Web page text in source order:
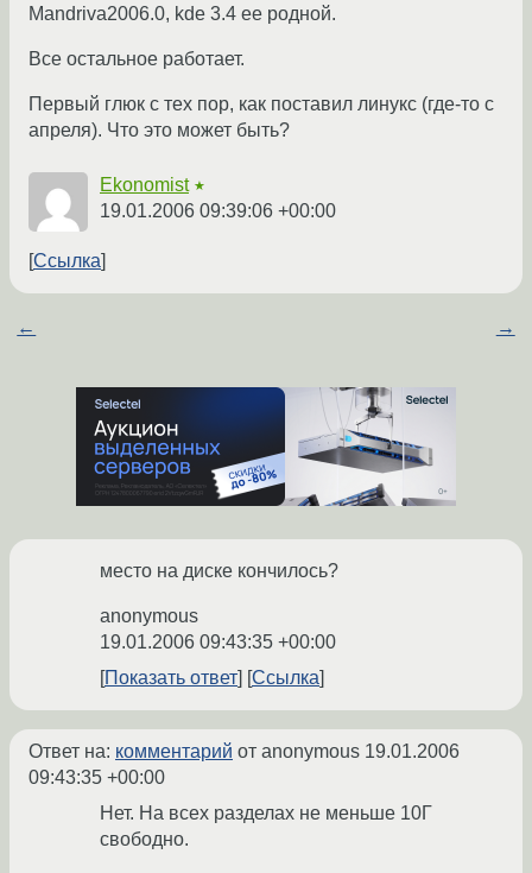
Mandriva2006.0, kde 3.4 ее родной.
Все остальное работает.
Первый глюк с тех пор, как поставил линукс (где-то с
апреля). Что это может быть?
Ekonomist ★
19.01.2006 09:39:06 +00:00
Ссылка
← →
место на диске кончилось?
anonymous
19.01.2006 09:43:35 +00:00
Показать ответ
Ссылка
Ответ на: комментарий от anonymous 19.01.2006
09:43:35 +00:00
Нет. На всех разделах не меньше 10Г
свободно.